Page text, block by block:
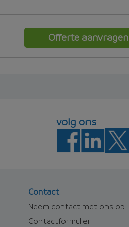
Offerte aanvragen
volg ons
Contact
Neem contact met ons op
Contactformulier